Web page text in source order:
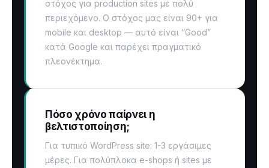
στόχος για production sites με πολύ
περιεχόμενο. Ο στόχος μας είναι 90+ για
mobile και desktop — αυτό είναι “Good”
κατά Google και παρέχει πραγματικό
πλεονέκτημα.
Πόσο χρόνο παίρνει η
βελτιστοποίηση;
Για τυπικό WordPress site: 1-3 εργάσιμες
μέρες. Για πολύπλοκα e-shops ή sites με